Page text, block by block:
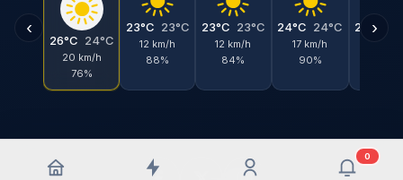
‹
26°C 24°C
20 km/h
76%
23°C 23°C
12 km/h
88%
23°C 23°C
12 km/h
84%
24°C 24°C
17 km/h
90%
24°C
›
0